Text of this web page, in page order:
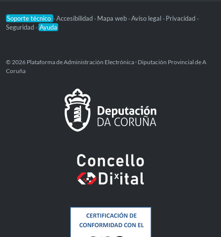
Soporte técnico -Accesibilidad - Mapa web -Aviso legal - Privacidad -
Seguridad - Ayuda
© 2026 Plataforma de Administración Electrónica · Diputación Provincial de A
Coruña